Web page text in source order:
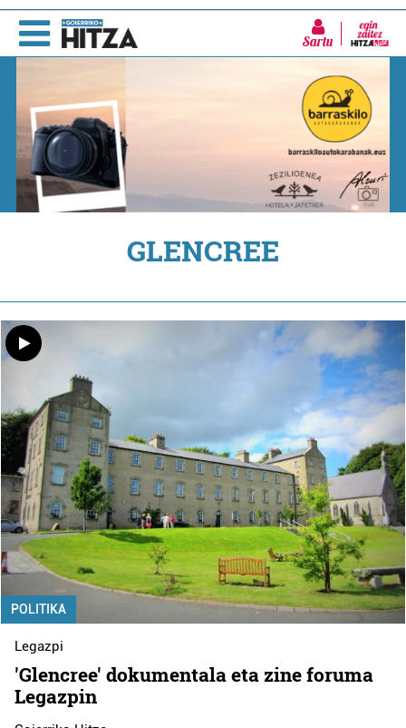
Sartu
GLENCREE
POLITIKA
Legazpi
'Glencree' dokumentala eta zine foruma
Legazpin